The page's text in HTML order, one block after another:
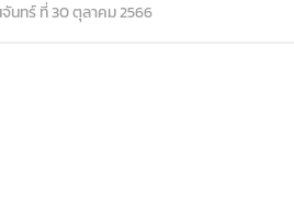
นทร์ ที่ 30 ตุลาคม 2566